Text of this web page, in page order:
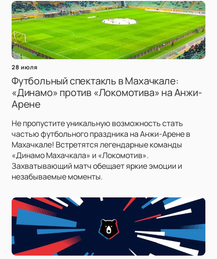
28 июля
Футбольный спектакль в Махачкале:
«Динамо» против «Локомотива» на Анжи-
Арене
Не пропустите уникальную возможность стать
частью футбольного праздника на Анжи-Арене в
Махачкале! Встретятся легендарные команды
«Динамо Махачкала» и «Локомотив».
Захватывающий матч обещает яркие эмоции и
незабываемые моменты.